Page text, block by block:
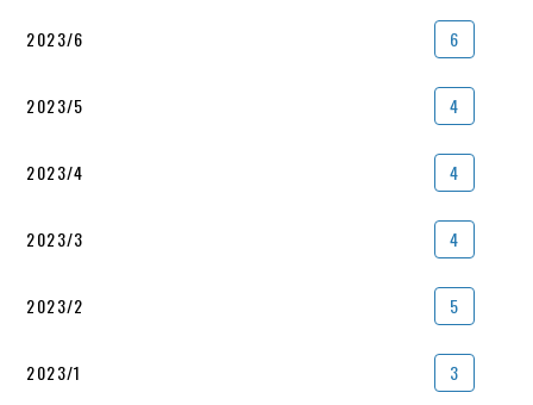
2023/6 6
2023/5 4
2023/4 4
2023/3 4
2023/2 5
2023/1 3